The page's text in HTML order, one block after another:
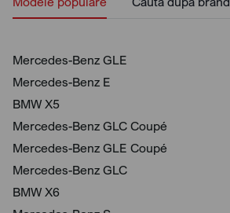
Mercedes-Benz GLE
Mercedes-Benz E
BMW X5
Mercedes-Benz GLC Coupé
Mercedes-Benz GLE Coupé
Mercedes-Benz GLC
BMW X6